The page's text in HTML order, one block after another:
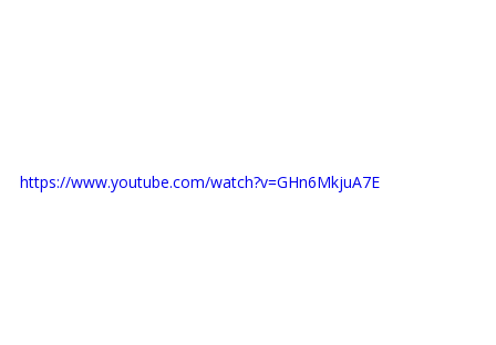
https://www.youtube.com/watch?v=GHn6MkjuA7E